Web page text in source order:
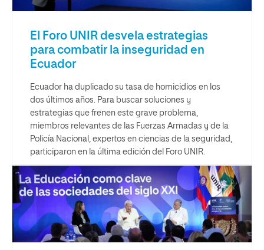
El Foro UNIR desvela estrategias
para combatir la inseguridad en
Ecuador
Ecuador ha duplicado su tasa de homicidios en los
dos últimos años. Para buscar soluciones y
estrategias que frenen este grave problema,
miembros relevantes de las Fuerzas Armadas y de la
Policía Nacional, expertos en ciencias de la seguridad,
participaron en la última edición del Foro UNIR.